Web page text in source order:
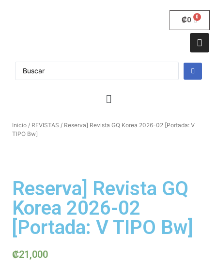
₡0
Inicio / REVISTAS / Reserva] Revista GQ Korea 2026-02 [Portada: V
TIPO Bw]
Reserva] Revista GQ
Korea 2026-02
[Portada: V TIPO Bw]
₡21,000